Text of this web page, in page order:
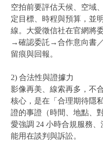
空拍前要評估天候、空域
定目標、時程與預算，並
線。大愛徵信社在官網將
→確認委託→合作意向書
留痕與回報。
2) 合法性與證據力
影像再美、線索再多，不
核心，是在「合理期待隱
證的事證（時間、地點、
愛強調 24 小時合規服務
能用在談判與訴訟。